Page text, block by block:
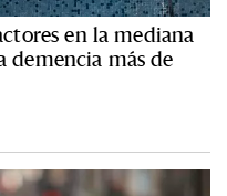
en la mediana
demencia más de